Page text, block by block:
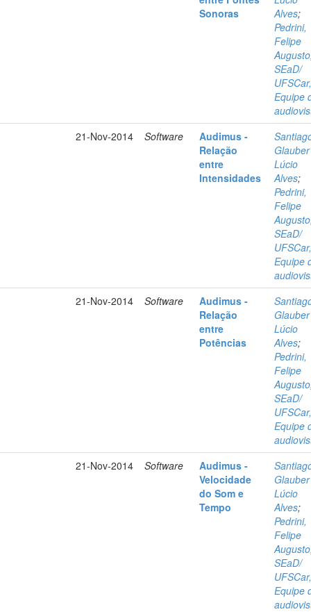
Sonoras
Alves;
Pedrini,
Felipe
Augusto
SEaD/
UFSCar,
Equipe
21-Nov-2014
Software
Audimus -
Relação
entre
Intensidades
Glauber
Lúcio
Alves;
Pedrini,
Felipe
Augusto
SEaD/
UFSCar,
Equipe
21-Nov-2014
Software
Audimus -
Relação
entre
Potências
Glauber
Lúcio
Alves;
Pedrini,
Felipe
Augusto
SEaD/
UFSCar,
Equipe
21-Nov-2014
Software
Audimus -
Velocidade
do Som e
Tempo
Glauber
Lúcio
Alves;
Pedrini,
Felipe
Augusto
SEaD/
UFSCar,
Equipe